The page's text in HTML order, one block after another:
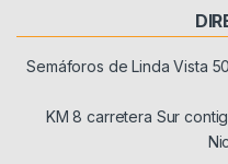
Semáforos de Linda Vista
KM 8 carretera Sur